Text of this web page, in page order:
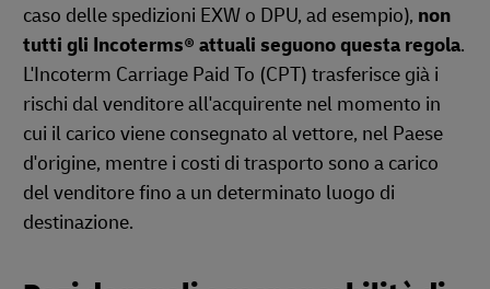
caso delle spedizioni EXW o DPU, ad esempio), non
tutti gli Incoterms® attuali seguono questa regola.
L'Incoterm Carriage Paid To (CPT) trasferisce già i
rischi dal venditore all'acquirente nel momento in
cui il carico viene consegnato al vettore, nel Paese
d'origine, mentre i costi di trasporto sono a carico
del venditore fino a un determinato luogo di
destinazione.